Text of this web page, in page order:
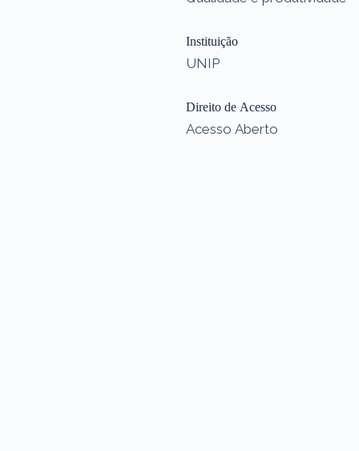
Instituição
UNIP
Direito de Acesso
Acesso Aberto